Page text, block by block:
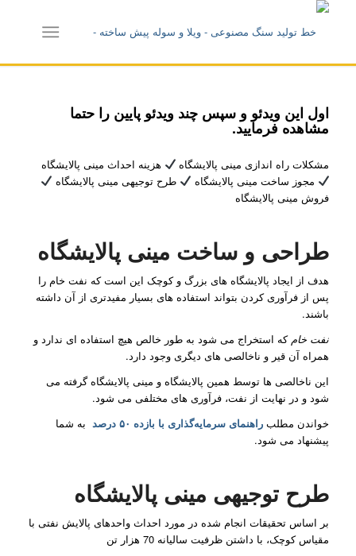
اول این ویدئو و سپس چند ویدئو پایین را حتما
مشاهده فرمایید.
مشکلات راه اندازی مینی پالایشگاه
هزینه احداث مینی پالایشگاه
مجوز ساخت مینی پالایشگاه
طرح توجیهی مینی پالایشگاه
فروش مینی پالایشگاه
طراحی و ساخت مینی پالایشگاه
هدف از ایجاد پالایشگاه های بزرگ و کوچک این است که نفت خام را
پس از فرآوری کردن بتواند استفاده های بسیار مفیدتری از آن داشته
باشند.
نفت خام که استخراج می شود به طور خالص هیچ استفاده ای ندارد و
همراه آن قیر و ناخالصی های دیگری وجود دارد.
این ناخالصی ها توسط همین پالایشگاه و مینی پالایشگاه گرفته می
شود و در نهایت از نفت، فرآوری های مختلفی می شود.
خواندن مطلب راهنمای سرمایه‌گذاری با بازده ۵۰ درصد
به شما
پیشنهاد می شود.
طرح توجیهی مینی پالایشگاه
بر اساس تحقیقات انجام شده در مورد احداث واحدهای پالایش نفتی با
مقیاس کوچک، با داشتن ظرفیت سالیانه 70 هزار تن